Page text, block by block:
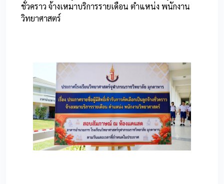
ชั่วคราว จ้างเหมาบริการรายเดือน ตำแหน่ง พนักงาน
วิทยาศาสตร์
1